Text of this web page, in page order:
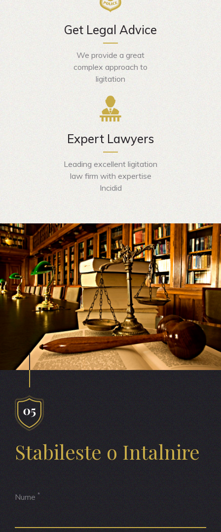
Get Legal Advice
We provide a great
complex approach to
ligitation
Expert Lawyers
Leading excellent ligitation
law firm with expertise
Incidid
Stabileste o Intalnire
Nume *